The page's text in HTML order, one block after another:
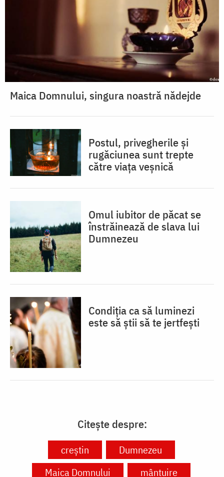
Maica Domnului, singura noastră nădejde
Postul, privegherile și
rugăciunea sunt trepte
către viața veșnică
Omul iubitor de păcat se
înstrăinează de slava lui
Dumnezeu
Condiția ca să luminezi
este să știi să te jertfești
Citește despre:
creștin
Dumnezeu
Maica Domnului
mântuire